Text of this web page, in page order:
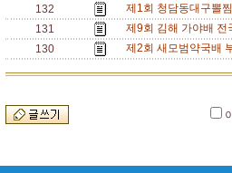
132
제1회 청담동대구뽈
131
제9회 김해 가야배
130
제2회 새모범약국배